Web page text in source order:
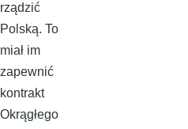
rządzić
Polską. To
miał im
zapewnić
kontrakt
Okrągłego